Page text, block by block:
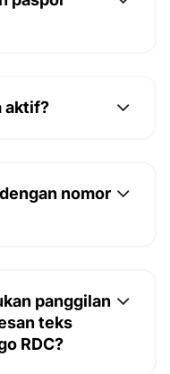
aktif?
nomor
panggilan
teks
RDC?